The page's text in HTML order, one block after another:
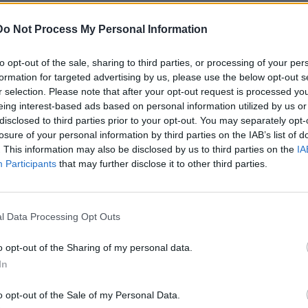
Not Process My Personal Information
opt-out of the sale, sharing to third parties, or processing of your
for targeted advertising by us, please use the below opt-out
selection. Please note that after your opt-out request is processed
interest-based ads based on personal information utilized by us
to third parties prior to your opt-out. You may separately
of your personal information by third parties on the IAB’s list of
This information may also be disclosed by us to third parties on the
Participants that may further disclose it to other third parties.
Data Processing Opt Outs
opt-out of the Sharing of my personal data.
opt-out of the Sale of my Personal Data.
αποτέλεσμα να διαμορφωθεί εκρηκτική κατάσταση στη
. Εξήγησε ότι«καταργώντας τις επιτροπές, η
τη συντήρηση και λειτουργία των σχολικών μονάδων, εν
μόνιμοι εκπαιδευτικοί, δεν υπάρχει εξοπλισμός
θα φαντάζουν «ως μάνα εξ ουρανού»». Τόνισε ότι
και «βιώσιμο» σχολείο, αλλά και την εξάρτηση της
την τοπική φορολογία και την πιστοληπτική ικανότητα
ουδέτερο ταξικά κατά συνέπεια ούτε ο λεγόμενος δημόσιος
ούτε και τα όποια συστήματα προσλήψεων και
ΚΚΕ, μιλώντας για το σύστημα Δημόσιας Διοίκησης.«Οι
Δημόσιας Διοίκησης που επιχειρούν διαχρονικά όλες οι
ΕΕ, της Κομισιόν και του ΟΟΣΑ. Η κάθε κυβέρνηση, έκοβε
της επιτελεία. Κυρίως, εντάσσονται οι εκσυγχρονισμοί
του αστικού κράτους που είναι – κατ’ απαίτηση του
τομέα και της δημόσιας διοίκησης στη νέα φάση της